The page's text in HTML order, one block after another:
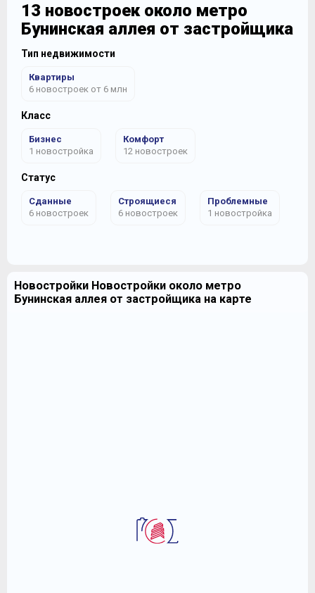
13 новостроек около метро
Бунинская аллея от застройщика
Тип недвижимости
Квартиры
6 новостроек от 6 млн
Класс
Бизнес
1 новостройка
Комфорт
12 новостроек
Статус
Сданные
6 новостроек
Строящиеся
6 новостроек
Проблемные
1 новостройка
Новостройки Новостройки около метро
Бунинская аллея от застройщика на карте